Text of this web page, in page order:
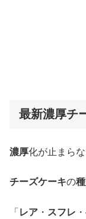
最新濃厚チ
濃厚化が止まら
チーズケーキの
「 レア ・ スフレ ・